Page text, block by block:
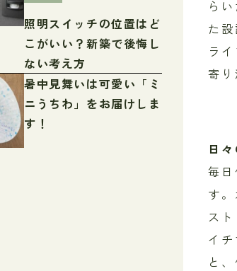
照明スイッチの位置はど
こがいい？新築で後悔し
ない考え方
暑中見舞いは可愛い「ミ
ニうちわ」をお届けしま
す！
ら
た
ラ
寄
日
毎
す
ス
イ
と